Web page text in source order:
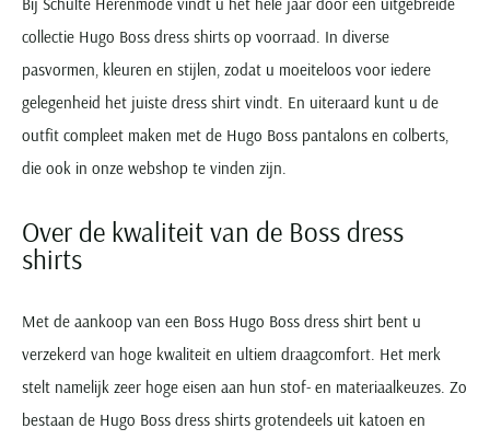
collectie Hugo Boss dress shirts op voorraad. In diverse
pasvormen, kleuren en stijlen, zodat u moeiteloos voor iedere
gelegenheid het juiste dress shirt vindt. En uiteraard kunt u de
outfit compleet maken met de Hugo Boss pantalons en colberts,
die ook in onze webshop te vinden zijn.
Over de kwaliteit van de Boss dress
shirts
Met de aankoop van een Boss Hugo Boss dress shirt bent u
verzekerd van hoge kwaliteit en ultiem draagcomfort. Het merk
stelt namelijk zeer hoge eisen aan hun stof- en materiaalkeuzes. Zo
bestaan de Hugo Boss dress shirts grotendeels uit katoen en